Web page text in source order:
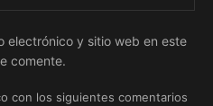
electrónico y sitio web en este
comente.
con los siguientes comentarios